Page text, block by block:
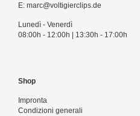
E: marc@voltigierclips.de
Lunedì - Venerdì
08:00h - 12:00h | 13:30h - 17:00h
Shop
Impronta
Condizioni generali